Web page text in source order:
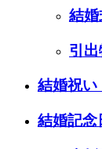
結婚
引
結婚祝い
結婚記念